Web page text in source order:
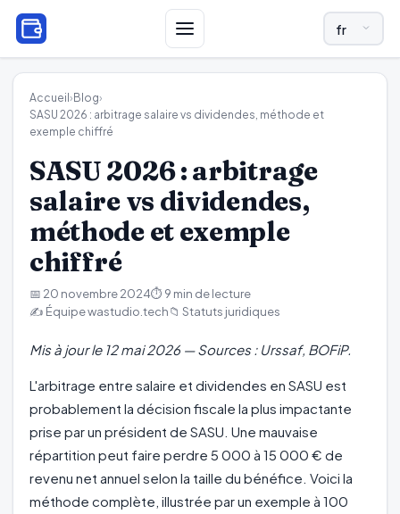
LANGUE ET
Accueil › Blog›
SASU 2026 : arbitrage salaire vs dividendes, méthode et
exemple chiffré
SASU 2026 : arbitrage
salaire vs dividendes,
méthode et exemple
chiffré
📅 20 novembre 2024⏱️ 9 min de lecture
✍️ Équipe wastudio.tech📁 Statuts juridiques
Mis à jour le 12 mai 2026 — Sources : Urssaf, BOFiP.
L'arbitrage entre salaire et dividendes en SASU est
probablement la décision fiscale la plus impactante
prise par un président de SASU. Une mauvaise
répartition peut faire perdre 5 000 à 15 000 € de
revenu net annuel selon la taille du bénéfice. Voici la
méthode complète, illustrée par un exemple à 100